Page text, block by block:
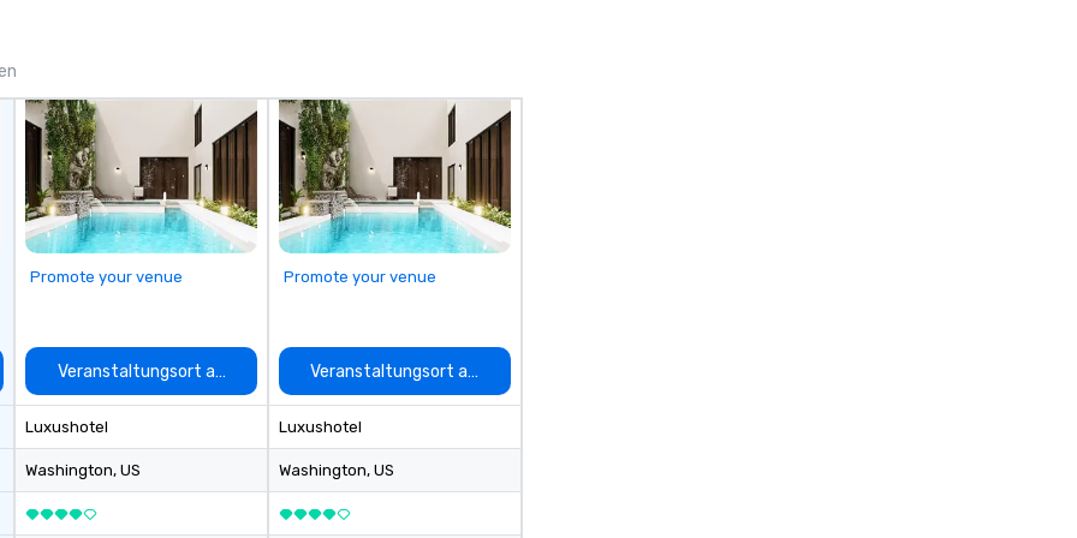
own theater tour - "The Game
Changing Magic Tour: The World's
Only Magic Show For Sports Fans."
| This personable, up-beat, and
experiential style of magic
allowed me to help companies
and-pop businesses, new start-
celebrities, and private groups
across the country break down
through magic. | If you're looking
for a personable, engaging, and
mind blowing experience for your
Promote your venue
Veranstaltungsort auswählen
Luxushotel
Washington, US
Promote your venue
Veranstaltungsort auswählen
Luxushotel
Washington, US